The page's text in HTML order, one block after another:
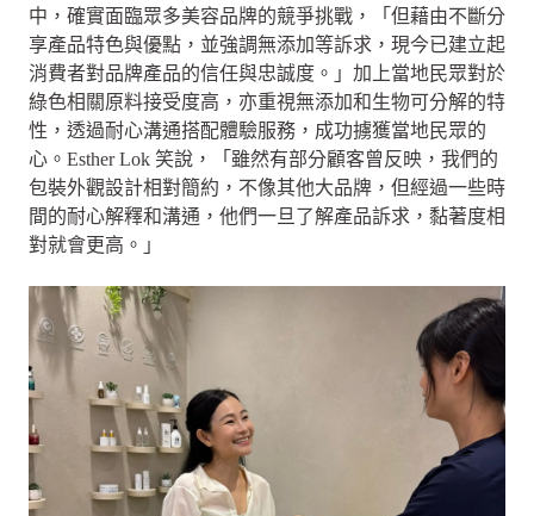
中，確實面臨眾多美容品牌的競爭挑戰，「但藉由不斷分
享產品特色與優點，並強調無添加等訴求，現今已建立起
消費者對品牌產品的信任與忠誠度。」加上當地民眾對於
綠色相關原料接受度高，亦重視無添加和生物可分解的特
性，透過耐心溝通搭配體驗服務，成功擄獲當地民眾的
心。Esther Lok 笑說，「雖然有部分顧客曾反映，我們的
包裝外觀設計相對簡約，不像其他大品牌，但經過一些時
間的耐心解釋和溝通，他們一旦了解產品訴求，黏著度相
對就會更高。」